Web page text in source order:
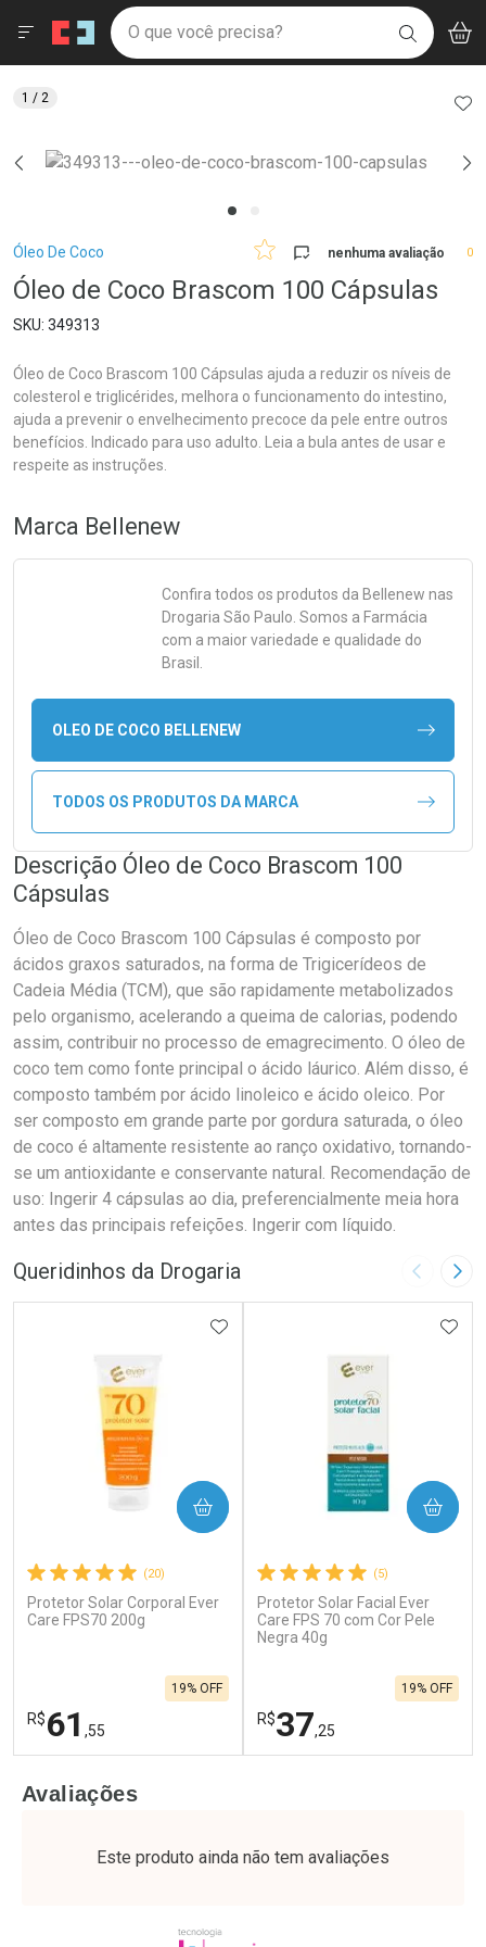
Drogaria São Paulo
Ir direto para a home
pela página
Ir direto para o conteúdo
Ir direto para a busca
Ir direto para a conta
Ir direto para a notificações
Ir direto para o carrinho
Faça a sua busca
O que você precisa? BUSCAR
Menu
Breadcrumb
Óleo De Coco nenhuma avaliação 0
Óleo de Coco Brascom 100 Cápsulas
349313
Óleo de Coco Brascom 100 Cápsulas ajuda a reduzir os níveis de
colesterol e triglicérides, melhora o funcionamento do intestino,
ajuda a prevenir o envelhecimento precoce da pele entre outros
benefícios. Indicado para uso adulto. Leia a bula antes de usar e
respeite as instruções.
1 / 2
Marca Bellenew
Confira todos os produtos da Bellenew nas
Drogaria São Paulo. Somos a Farmácia
com a maior variedade e qualidade do
Brasil.
OLEO DE COCO BELLENEW
TODOS OS PRODUTOS DA MARCA
Descrição Óleo de Coco Brascom 100
Cápsulas
Óleo de Coco Brascom 100 Cápsulas é composto por
ácidos graxos saturados, na forma de Trigicerídeos de
Cadeia Média (TCM), que são rapidamente metabolizados
pelo organismo, acelerando a queima de calorias, podendo
assim, contribuir no processo de emagrecimento. O óleo de
coco tem como fonte principal o ácido láurico. Além disso, é
composto também por ácido linoleico e ácido oleico. Por
ser composto em grande parte por gordura saturada, o óleo
de coco é altamente resistente ao ranço oxidativo, tornando-
se um antioxidante e conservante natural. Recomendação de
uso: Ingerir 4 cápsulas ao dia, preferencialmente meia hora
antes das principais refeições. Ingerir com líquido.
Queridinhos da Drogaria Imagem
(20)
Protetor Solar Corporal Ever
Care FPS70 200g
R$61 ,55
19% OFF
ADICIONAR AOS FAVORITOS
COMPRAR
Laboratório
Por Menos
(5)
Protetor Solar Facial Ever
Care FPS 70 com Cor Pele
Negra 40g
R$37,25
19% OFF
COMPRAR
Laboratório
Por Menos
Avaliações
Este produto ainda não tem avaliações